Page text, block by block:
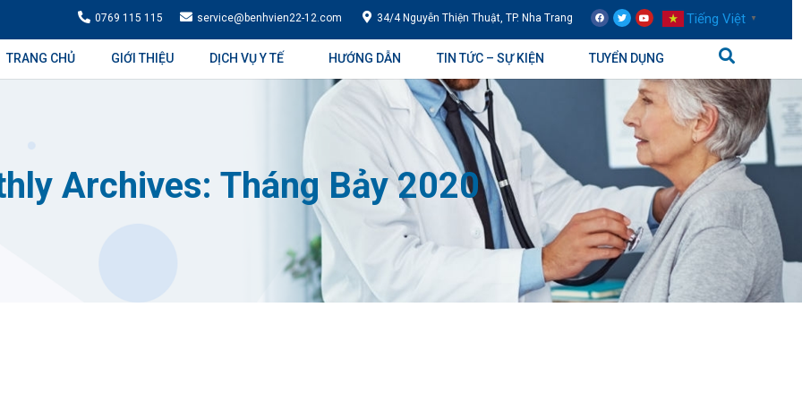
0769 115 115 service@benhvien22-12.com 34/4 Nguyễn Thiện Thuật, TP. Nha Trang Tiếng Việt ▼
TRANG CHỦ GIỚI THIỆU DỊCH VỤ Y TẾ HƯỚNG DẪN TIN TỨC – SỰ KIỆN TUYỂN DỤNG
Archives: Tháng Bảy 2020